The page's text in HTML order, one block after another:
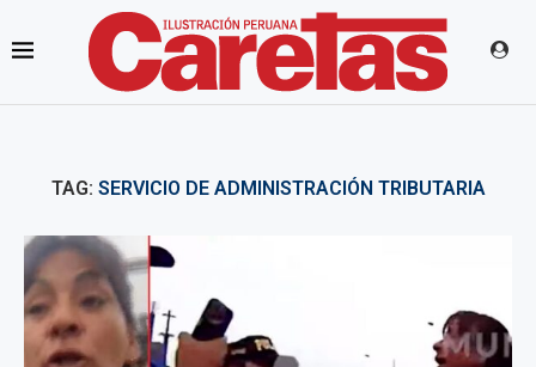
TAG: SERVICIO DE ADMINISTRACIÓN TRIBUTARIA